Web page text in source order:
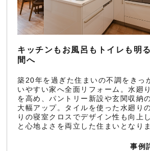
キッチンもお風呂もトイレも明
間へ
築20年を過ぎた住まいの不調をきっ
いやすい家へ全面リフォーム。水廻
を高め、パントリー新設や玄関収納
大幅アップ。タイルを使った水廻り
りの寝室クロスでデザイン性も向上
と心地よさを両立した住まいとなり
事例